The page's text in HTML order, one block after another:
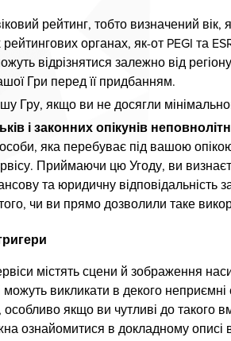
рейтинг, тобто визначений
рейтингових органах, як-от PEGI та
відрізнятися залежно від
Гри перед її придбанням.
Гру, якщо ви не досягли
і законних опікунів
особи, яка перебуває під вашою
Приймаючи цю Угоду, ви
та юридичну відповідальність
чи ви прямо дозволили таке
містять сцени й зображення
можуть викликати в декого
якщо ви чутливі до такого
ознайомитися в докладному